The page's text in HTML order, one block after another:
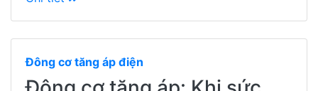
Đông cơ tăng áp điện